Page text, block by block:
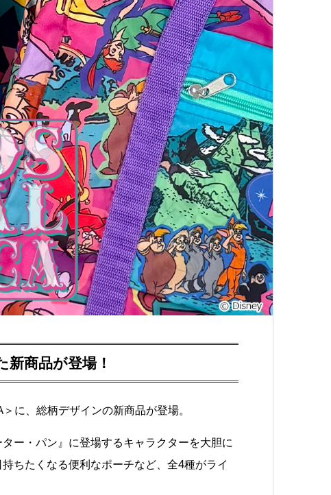
商品が登場！
に、総柄デザインの新商品が登場。
ー・パン』に登場するキャラクターを大胆に
ちたくなる便利なポーチなど、全4種がライ